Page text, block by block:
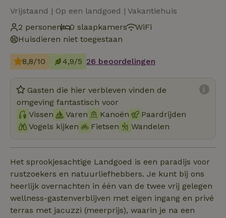
Vrijstaand | Op een landgoed | Vakantiehuis
2 personen
0 slaapkamers
WiFi
Huisdieren niet toegestaan
8,8/10 4,9/5 26 beoordelingen
Gasten die hier verbleven vinden de
omgeving fantastisch voor
Vissen
Varen Kanoën
Paardrijden
Vogels kijken
Fietsen Wandelen
Het sprookjesachtige Landgoed is een paradijs voor
rustzoekers en natuurliefhebbers. Je kunt bij ons
heerlijk overnachten in één van de twee vrij gelegen
wellness-gastenverblijven met eigen ingang en privé
terras met jacuzzi (meerprijs), waarin je na een